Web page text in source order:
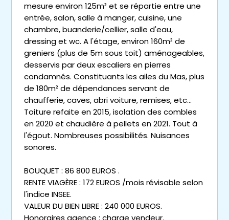
mesure environ 125m² et se répartie entre une
entrée, salon, salle à manger, cuisine, une
chambre, buanderie/cellier, salle d'eau,
dressing et wc. A l'étage, environ 160m² de
greniers (plus de 5m sous toit) aménageables,
desservis par deux escaliers en pierres
condamnés. Constituants les ailes du Mas, plus
de 180m² de dépendances servant de
chaufferie, caves, abri voiture, remises, etc...
Toiture refaite en 2015, isolation des combles
en 2020 et chaudière à pellets en 2021. Tout à
l'égout. Nombreuses possibilités. Nuisances
sonores.
BOUQUET : 86 800 EUROS .
RENTE VIAGÈRE : 172 EUROS /mois révisable selon
l'indice INSEE.
VALEUR DU BIEN LIBRE : 240 000 EUROS.
Honoraires agence : charge vendeur.